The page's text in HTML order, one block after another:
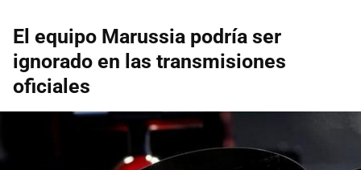
El equipo Marussia podría ser
ignorado en las transmisiones
oficiales